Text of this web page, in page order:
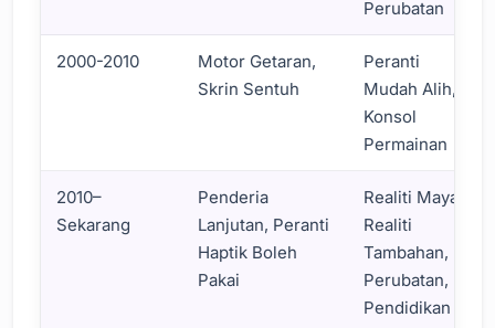
Perubatan
2000-2010
Motor Getaran,
Skrin Sentuh
Peranti
Mudah Alih,
Konsol
Permainan
2010–
Sekarang
Penderia
Lanjutan, Peranti
Haptik Boleh
Pakai
Realiti Maya,
Realiti
Tambahan,
Perubatan,
Pendidikan